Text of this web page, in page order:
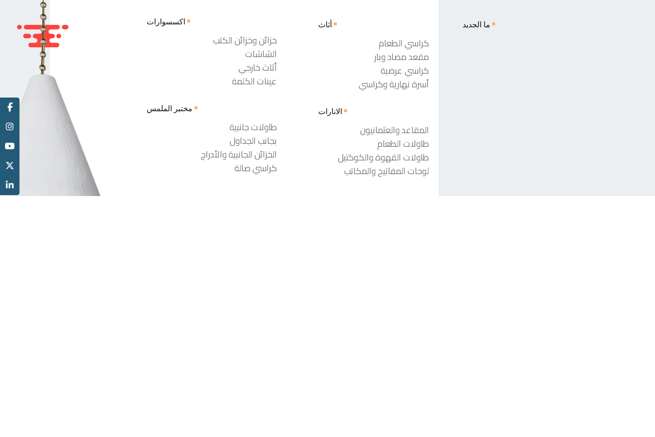
ما الجديد أثاث
كراسي الطعام
مقعد مضاد وبار
كراسي عرضية
أسرة نهارية وكراسي
الانارات
المقاعد والعثمانيون
طاولات الطعام
طاولات القهوة والكوكتيل
لوحات المفاتيح والمكاتب
اكسسوارات
خزائن وخزائن الكتب
الشاشات
أثاث خارجي
عينات الكلمة
مختبر الملمس
طاولات جانبية
بجانب الجداول
الخزائن الجانبية والأدراج
كراسي صالة